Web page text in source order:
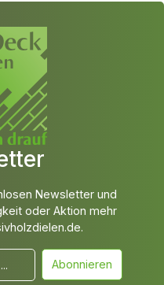
Newsletter und
oder Aktion mehr
Abonnieren